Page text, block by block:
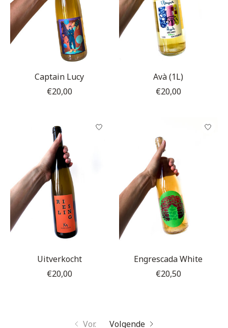
Captain Lucy
€20,00
Avà (1L)
€20,00
Uitverkocht
€20,00
Engrescada White
€20,50
Vor. Volgende